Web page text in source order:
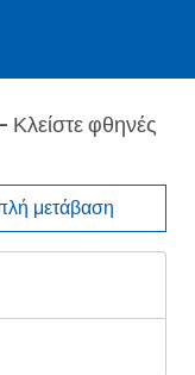
φθηνές
μετάβαση